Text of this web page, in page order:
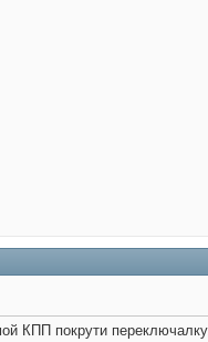
КПП покрути